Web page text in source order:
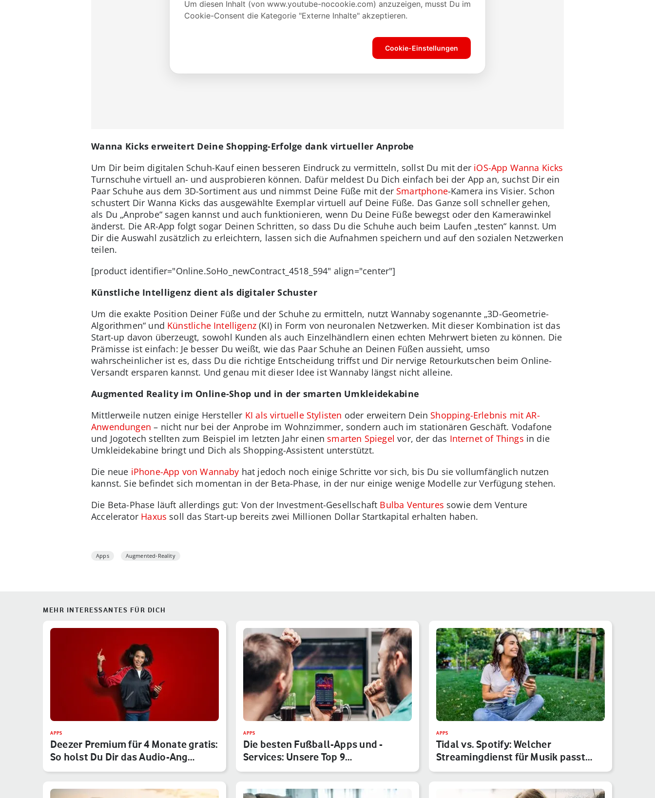
Wanna Kicks erweitert Deine Shopping-Erfolge dank virtueller Anprobe
Um Dir beim digitalen Schuh-Kauf einen besseren Eindruck zu vermitteln, sollst Du mit der iOS-App Wanna Kicks
Turnschuhe virtuell an- und ausprobieren können. Dafür meldest Du Dich einfach bei der App an, suchst Dir ein
Paar Schuhe aus dem 3D-Sortiment aus und nimmst Deine Füße mit der Smartphone-Kamera ins Visier. Schon
schustert Dir Wanna Kicks das ausgewählte Exemplar virtuell auf Deine Füße. Das Ganze soll schneller gehen,
als Du „Anprobe“ sagen kannst und auch funktionieren, wenn Du Deine Füße bewegst oder den Kamerawinkel
änderst. Die AR-App folgt sogar Deinen Schritten, so dass Du die Schuhe auch beim Laufen „testen“ kannst. Um
Dir die Auswahl zusätzlich zu erleichtern, lassen sich die Aufnahmen speichern und auf den sozialen Netzwerken
teilen.
[product identifier="Online.SoHo_newContract_4518_594" align="center"]
Künstliche Intelligenz dient als digitaler Schuster
Um die exakte Position Deiner Füße und der Schuhe zu ermitteln, nutzt Wannaby sogenannte „3D-Geometrie-
Algorithmen“ und Künstliche Intelligenz (KI) in Form von neuronalen Netzwerken. Mit dieser Kombination ist das
Start-up davon überzeugt, sowohl Kunden als auch Einzelhändlern einen echten Mehrwert bieten zu können. Die
Prämisse ist einfach: Je besser Du weißt, wie das Paar Schuhe an Deinen Füßen aussieht, umso
wahrscheinlicher ist es, dass Du die richtige Entscheidung triffst und Dir nervige Retourkutschen beim Online-
Versandt ersparen kannst. Und genau mit dieser Idee ist Wannaby längst nicht alleine.
Augmented Reality im Online-Shop und in der smarten Umkleidekabine
Mittlerweile nutzen einige Hersteller KI als virtuelle Stylisten oder erweitern Dein Shopping-Erlebnis mit AR-
Anwendungen – nicht nur bei der Anprobe im Wohnzimmer, sondern auch im stationären Geschäft. Vodafone
und Jogotech stellten zum Beispiel im letzten Jahr einen smarten Spiegel vor, der das Internet of Things in die
Umkleidekabine bringt und Dich als Shopping-Assistent unterstützt.
Die neue iPhone-App von Wannaby hat jedoch noch einige Schritte vor sich, bis Du sie vollumfänglich nutzen
kannst. Sie befindet sich momentan in der Beta-Phase, in der nur einige wenige Modelle zur Verfügung stehen.
Die Beta-Phase läuft allerdings gut: Von der Investment-Gesellschaft Bulba Ventures sowie dem Venture
Accelerator Haxus soll das Start-up bereits zwei Millionen Dollar Startkapital erhalten haben.
Apps Augmented-Reality
MEHR INTERESSANTES FÜR DICH
APPS
Deezer Premium für 4 Monate gratis:
So holst Du Dir das Audio-Ang…
APPS
Die besten Fußball-Apps und -
Services: Unsere Top 9
Anwendungen f…
APPS
Tidal vs. Spotify: Welcher
Streamingdienst für Musik passt
besser…